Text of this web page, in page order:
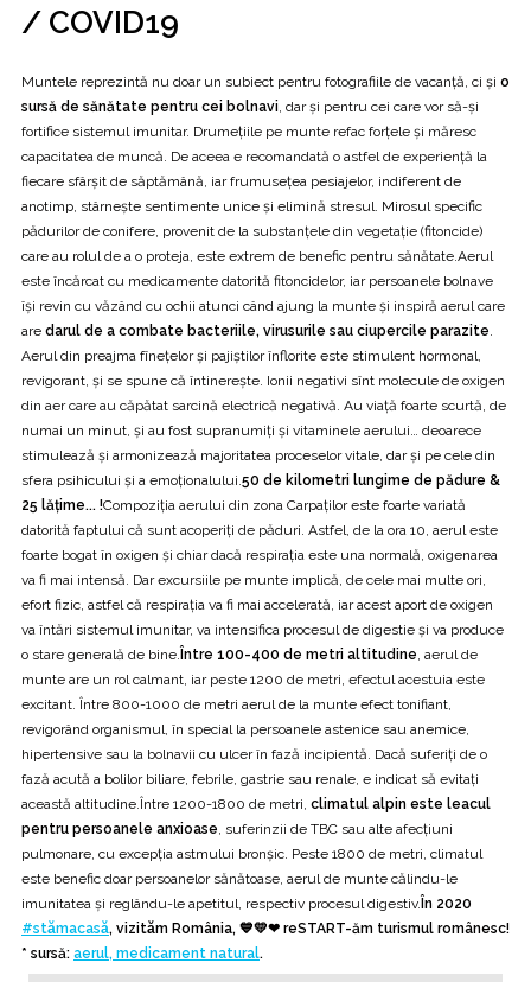
/ COVID19
Muntele reprezintă nu doar un subiect pentru fotografiile de vacanţă, ci şi o
sursă de sănătate pentru cei bolnavi , dar şi pentru cei care vor să-şi
fortifice sistemul imunitar. Drumeţiile pe munte refac forţele şi măresc
capacitatea de muncă. De aceea e recomandată o astfel de experienţă la
fiecare sfârşit de săptămână, iar frumuseţea pesiajelor, indiferent de
anotimp, stârneşte sentimente unice şi elimină stresul. Mirosul specific
pădurilor de conifere, provenit de la substanţele din vegetaţie (fitoncide)
care au rolul de a o proteja, este extrem de benefic pentru sănătate.Aerul
este încărcat cu medicamente datorită fitoncidelor, iar persoanele bolnave
îşi revin cu văzând cu ochii atunci când ajung la munte şi inspiră aerul care
are darul de a combate bacteriile, virusurile sau ciupercile parazite
Aerul din preajma fîneţelor şi pajiştilor înflorite este stimulent hormonal,
revigorant, şi se spune că întinereşte. Ionii negativi sînt molecule de oxigen
din aer care au căpătat sarcină electrică negativă. Au viaţă foarte scurtă, de
numai un minut, şi au fost supranumiţi şi vitaminele aerului… deoarece
stimulează şi armonizează majoritatea proceselor vitale, dar şi pe cele din
sfera psihicului şi a emoţionalului. 50 de kilometri lungime de pădure &
25 lățime... !Compoziţia aerului din zona Carpaţilor este foarte variată
datorită faptului că sunt acoperiţi de păduri. Astfel, de la ora 10, aerul este
foarte bogat în oxigen şi chiar dacă respiraţia este una normală, oxigenarea
va fi mai intensă. Dar excursiile pe munte implică, de cele mai multe ori,
efort fizic, astfel că respiraţia va fi mai accelerată, iar acest aport de oxigen
va întări sistemul imunitar, va intensifica procesul de digestie şi va produce
o stare generală de bine. Între 100-400 de metri altitudine , aerul de
munte are un rol calmant, iar peste 1200 de metri, efectul acestuia este
excitant. Între 800-1000 de metri aerul de la munte efect tonifiant,
revigorând organismul, în special la persoanele astenice sau anemice,
hipertensive sau la bolnavii cu ulcer în fază incipientă. Dacă suferiţi de o
fază acută a bolilor biliare, febrile, gastrie sau renale, e indicat să evitaţi
această altitudine.Între 1200-1800 de metri, climatul alpin este leacul
pentru persoanele anxioase , suferinzii de TBC sau alte afecţiuni
pulmonare, cu excepţia astmului bronşic. Peste 1800 de metri, climatul
este benefic doar persoanelor sănătoase, aerul de munte călindu-le
imunitatea şi reglându-le apetitul, respectiv procesul digestiv.În 2020
#stămacasă, vizităm România, 💙💛❤ reSTART-ăm turismul românesc!
* sursă: aerul, medicament natural.